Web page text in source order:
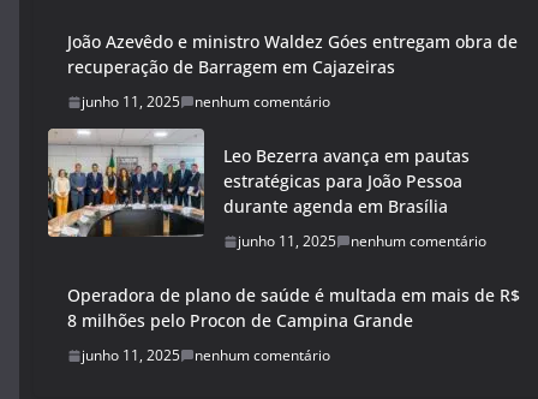
João Azevêdo e ministro Waldez Góes entregam obra de
recuperação de Barragem em Cajazeiras
junho 11, 2025 nenhum comentário
Leo Bezerra avança em pautas
estratégicas para João Pessoa
durante agenda em Brasília
junho 11, 2025 nenhum comentário
Operadora de plano de saúde é multada em mais de R$
8 milhões pelo Procon de Campina Grande
junho 11, 2025 nenhum comentário